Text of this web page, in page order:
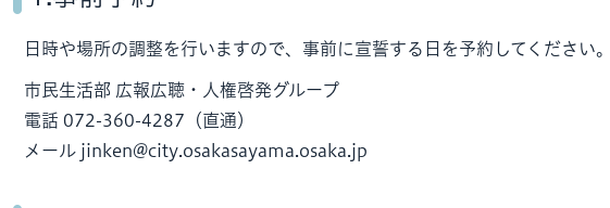
日時や場所の調整を行いますので、事前に宣誓する日を予約してください。
市民生活部 広報広聴・人権啓発グループ
電話 072-360-4287（直通）
メール jinken@city.osakasayama.osaka.jp